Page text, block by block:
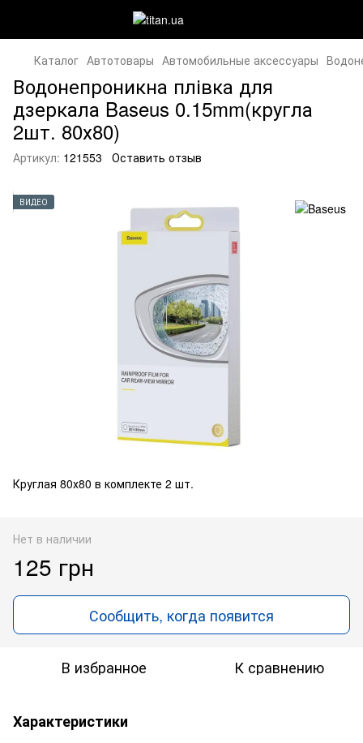
Каталог Автотовары Автомобильные аксессуары
Водонепроникна плівка для
дзеркала Baseus 0.15mm(кругла
2шт. 80х80)
Артикул: 121553 Оставить отзыв
ВИДЕО
Круглая 80х80 в комплекте 2 шт.
Нет в наличии
125 грн
Сообщить, когда появится
В избранное К сравнению
Характеристики